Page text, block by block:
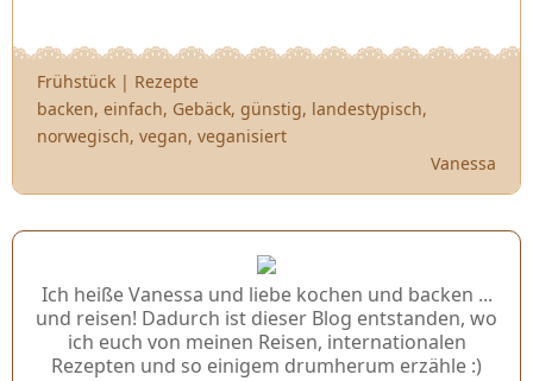
Frühstück | Rezepte
backen, einfach, Gebäck, günstig, landestypisch,
norwegisch, vegan, veganisiert
Vanessa
Ich heiße Vanessa und liebe kochen und backen ...
und reisen! Dadurch ist dieser Blog entstanden, wo
ich euch von meinen Reisen, internationalen
Rezepten und so einigem drumherum erzähle :)